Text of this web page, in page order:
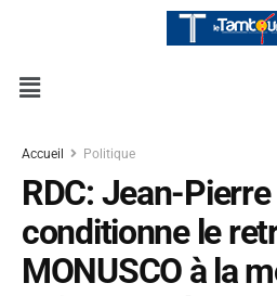
Accueil Politique
RDC: Jean-
conditionne le
MONUSCO à la